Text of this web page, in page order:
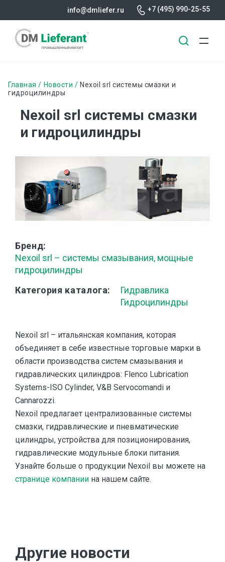
основному
info@dmliefer.ru +7 (495) 990-25-55
Строка
навигации
Главная Новости
Nexoil srl системы смазки и
гидроцилиндры
Nexoil srl системы смазки
и гидроцилиндры
Бренд
Nexoil srl – системы смазывания, мощные
гидроцилиндры
Категория каталога
Гидравлика
Гидроцилиндры
Nexoil srl – итальянская компания, которая
объединяет в себе известные торговые марки в
области производства систем смазывания и
гидравлических цилиндров: Flenco Lubrication
Systems-ISO Cylinder, V&B Servocomandi и
Cannarozzi.
Nexoil предлагает централизованные системы
смазки, гидравлические и пневматические
цилиндры, устройства для позиционирования,
гидравлические модульные блоки питания.
Узнайте больше о продукции Nexoil вы можете на
странице компании на нашем сайте.
Другие новости